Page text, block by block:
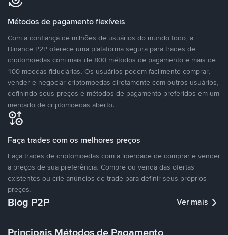
Métodos de pagamento flexíveis
Com a confiança de milhões de usuários do mundo todo, a
Binance P2P oferece uma plataforma segura para trades de
criptomoedas com mais de 800 métodos de pagamento e mais de
100 moedas fiduciárias. Os usuários podem facilmente comprar,
vender e negociar criptomoedas diretamente com outros usuários,
definindo seus preços e métodos de pagamento preferidos em um
mercado de criptomoedas aberto.
Faça trades com os melhores preços
Faça trades de criptomoedas com a liberdade de comprar e vender
a preços de sua preferência. Compre ou venda das ofertas
existentes ou crie anúncios de trade para definir seus próprios
preços.
Blog P2P Ver mais